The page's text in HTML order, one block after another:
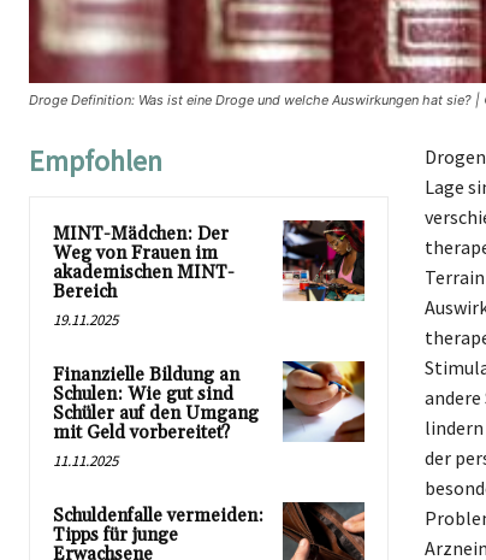
Droge Definition: Was ist eine Droge und welche Auswirkungen hat sie? |
Empfohlen
MINT-Mädchen: Der
Weg von Frauen im
akademischen MINT-
Bereich
19.11.2025
Finanzielle Bildung an
Schulen: Wie gut sind
Schüler auf den Umgang
mit Geld vorbereitet?
11.11.2025
Schuldenfalle vermeiden:
Tipps für junge
Erwachsene
Lage
lindern
der